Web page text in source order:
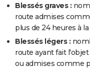
Blessés graves :
route admises
plus de 24 heures à
Blessés légers :
route ayant fait
ou admises comme